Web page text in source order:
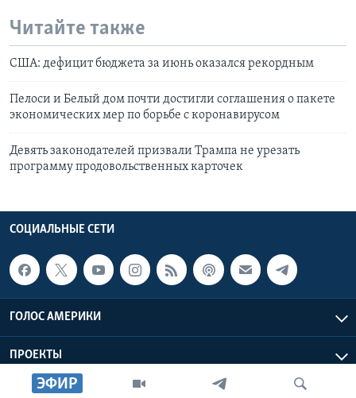
ЭФИР
Читайте также
США: дефицит бюджета за июнь оказался рекордным
Пелоси и Белый дом почти достигли соглашения о пакете
экономических мер по борьбе с коронавирусом
Девять законодателей призвали Трампа не урезать
программу продовольственных карточек
СОЦИАЛЬНЫЕ СЕТИ
ГОЛОС АМЕРИКИ
ПРОЕКТЫ